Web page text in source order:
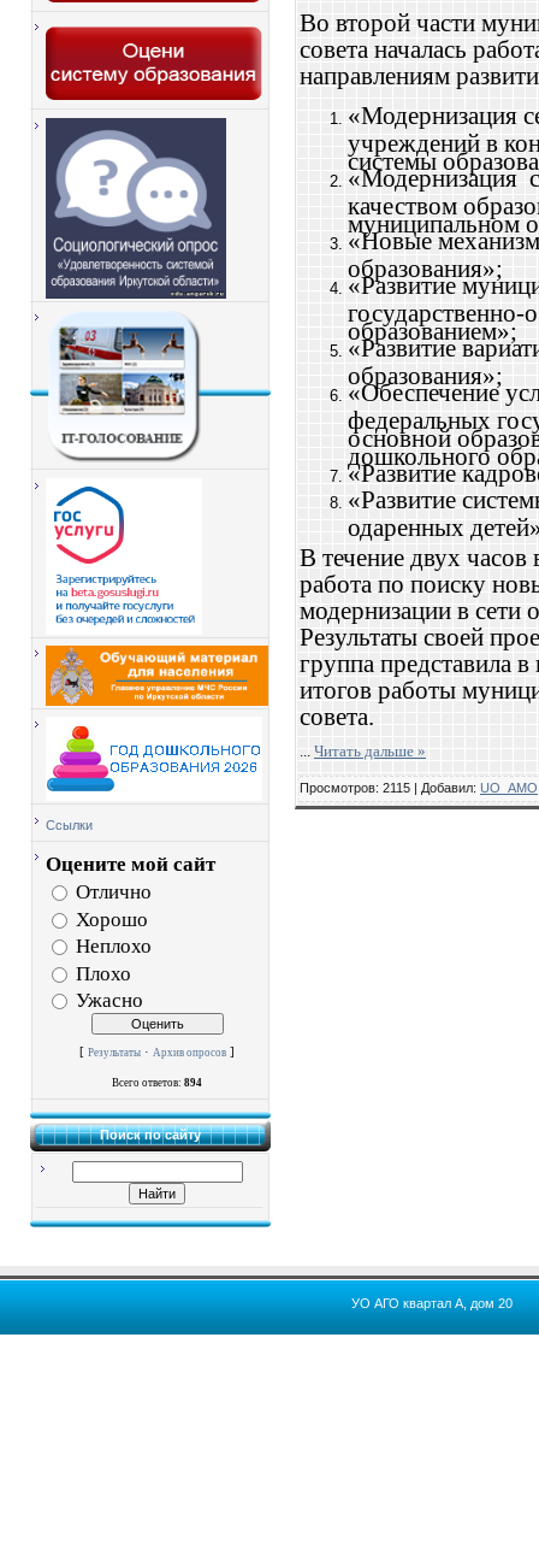
Ссылки
Оцените мой сайт
Отлично
Хорошо
Неплохо
Плохо
Ужасно
[ Результаты · Архив опросов ]
Всего ответов: 894
Поиск по сайту
Во второй части
совета началась
направлениям
«Модернизация
учреждений в
системы
«Модернизация
качеством
муниципальном
«Новые
образования»;
«Развитие
государственно-
образованием»;
«Развитие
образования»;
«Обеспечение
федеральных
основной
дошкольного
«Развитие
«Развитие
одаренных
В течение двух
работа по поиску
модернизации в сети
Результаты своей
группа представила
итогов работы
совета.
... Читать дальше »
Просмотров: 2115 | Добавил: UO_AMO
УО АГО квартал А, дом 20